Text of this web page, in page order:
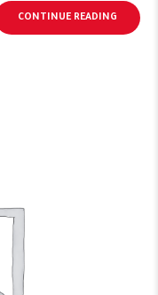
CONTINUE READING